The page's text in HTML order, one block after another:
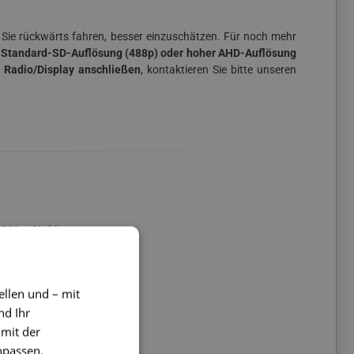
rückwärts fahren, besser einzuschätzen. Für noch mehr
SD-Auflösung (488p) oder hoher AHD-Auflösung
Display anschließen, kontaktieren Sie bitte unseren
Sie können
können Sie
sind, wählen
gegen
und – mit
Ihr
mit der